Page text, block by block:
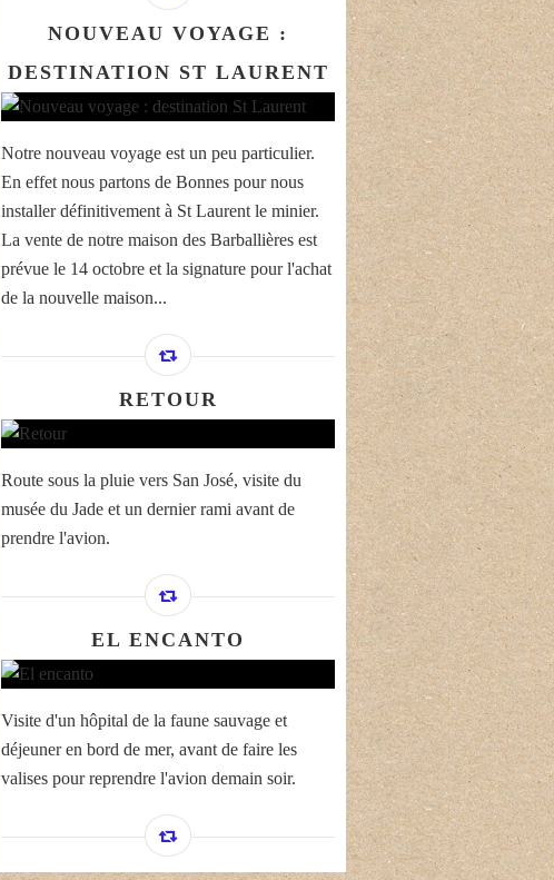
NOUVEAU VOYAGE :
DESTINATION ST LAURENT
Notre nouveau voyage est un peu particulier.
En effet nous partons de Bonnes pour nous
installer définitivement à St Laurent le minier.
La vente de notre maison des Barballières est
prévue le 14 octobre et la signature pour l'achat
de la nouvelle maison...
RETOUR
Route sous la pluie vers San José, visite du
musée du Jade et un dernier rami avant de
prendre l'avion.
EL ENCANTO
Visite d'un hôpital de la faune sauvage et
déjeuner en bord de mer, avant de faire les
valises pour reprendre l'avion demain soir.